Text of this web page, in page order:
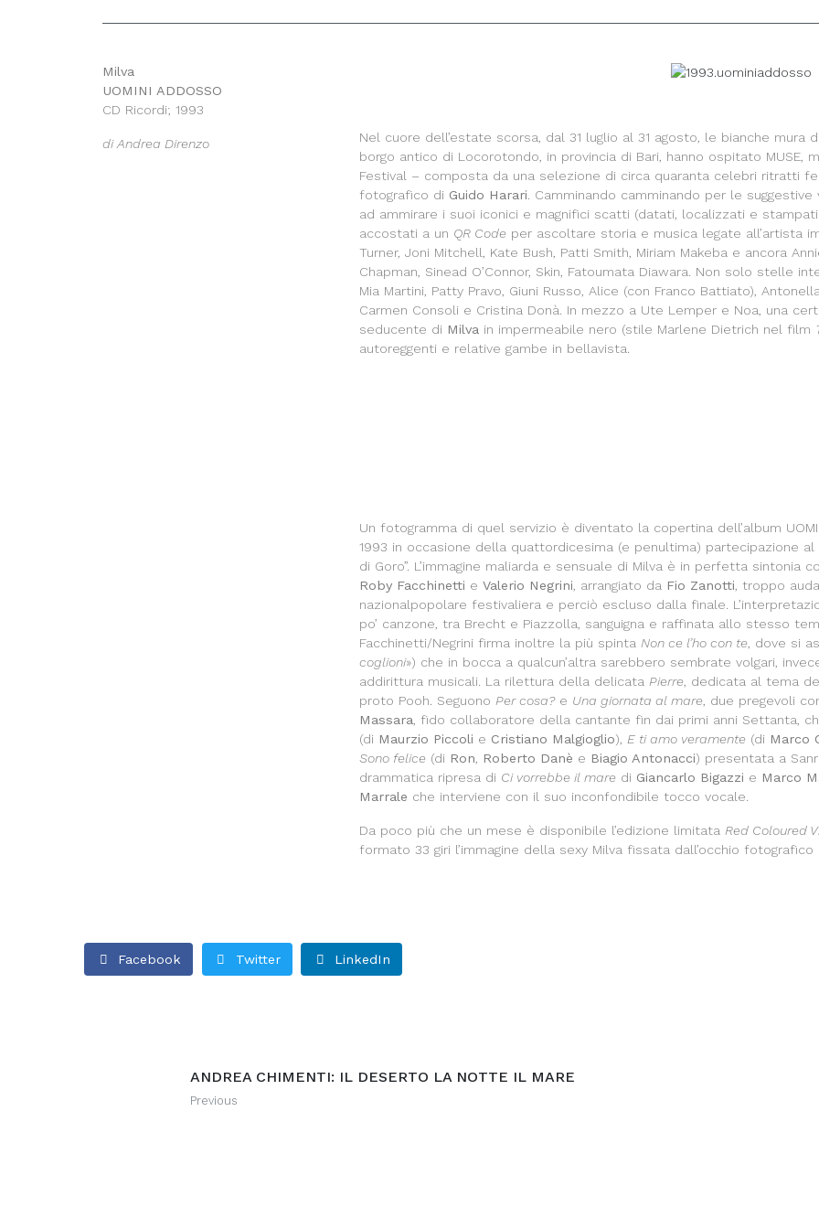
Milva
UOMINI ADDOSSO
CD Ricordi; 1993
di Andrea Direnzo
Nel cuore dell’estate scorsa, dal 31 luglio al 31 agosto, le bianche
borgo antico di Locorotondo, in provincia di Bari, hanno ospitato MUSE,
Festival – composta da una selezione di circa quaranta celebri ritratti
fotografico di Guido Harari. Camminando camminando per le
ad ammirare i suoi iconici e magnifici scatti (datati, localizzati e
accostati a un QR Code per ascoltare storia e musica legate all’artista
Turner, Joni Mitchell, Kate Bush, Patti Smith, Miriam Makeba e ancora
Chapman, Sinead O’Connor, Skin, Fatoumata Diawara. Non solo stelle
Mia Martini, Patty Pravo, Giuni Russo, Alice (con Franco Battiato),
Carmen Consoli e Cristina Donà. In mezzo a Ute Lemper e Noa, una
seducente di Milva in impermeabile nero (stile Marlene Dietrich nel film
autoreggenti e relative gambe in bellavista.
Un fotogramma di quel servizio è diventato la copertina dell’album
1993 in occasione della quattordicesima (e penultima) partecipazione al
di Goro”. L’immagine maliarda e sensuale di Milva è in perfetta
Roby Facchinetti eValerio Negrini, arrangiato da Fio Zanotti, troppo
nazionalpopolare festivaliera e perciò escluso dalla finale.
po’ canzone, tra Brecht e Piazzolla, sanguigna e raffinata allo stesso
Facchinetti/Negrini firma inoltre la più spintaNon ce l’ho con te, dove si
coglioni») che in bocca a qualcun’altra sarebbero sembrate volgari,
addirittura musicali. La rilettura della delicataPierre, dedicata al tema
proto Pooh. SeguonoPer cosa?e Una giornata al mare, due pregevoli
Massara, fido collaboratore della cantante fin dai primi anni Settanta,
(di Maurzio Piccoli e Cristiano Malgioglio),E ti amo veramente (di Marco
Sono felice (di Ron, Roberto Danè e Biagio Antonacci) presentata a
drammatica ripresa di Ci vorrebbe il mare di Giancarlo Bigazzi e Marco
Marrale che interviene con il suo inconfondibile tocco vocale.
Da poco più che un mese è disponibile l’edizione limitataRed Coloured
formato 33 giri l’immagine della sexy Milva fissata dall’occhio
Facebook Twitter LinkedIn
ANDREA CHIMENTI: IL DESERTO LA NOTTE IL MARE
Previous